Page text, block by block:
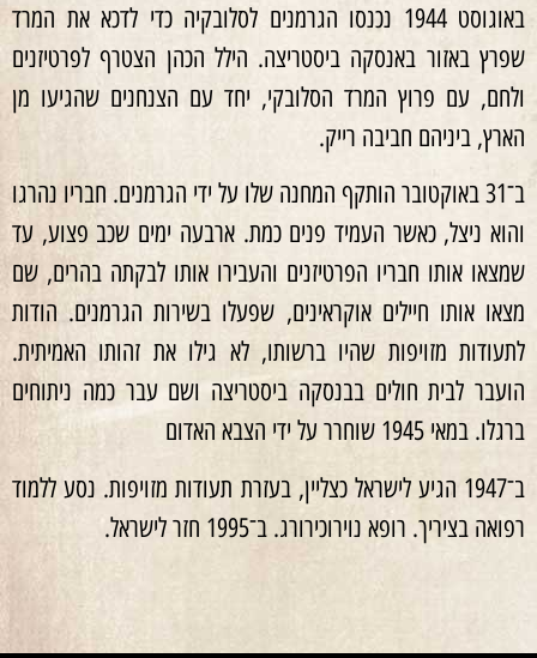
באוגוסט 1944 נכנסו הגרמנים לסלובקיה כדי לדכא את המרד
שפרץ באזור באנסקה ביסטריצה. הילל הכהן הצטרף לפרטיזנים
ולחם, עם פרוץ המרד הסלובקי, יחד עם הצנחנים שהגיעו מן
הארץ, ביניהם חביבה רייק.
ב־31 באוקטובר הותקף המחנה שלו על ידי הגרמנים. חבריו נהרגו
והוא ניצל, כאשר העמיד פנים כמת. ארבעה ימים שכב פצוע, עד
שמצאו אותו חבריו הפרטיזנים והעבירו אותו לבקתה בהרים, שם
מצאו אותו חיילים אוקראינים, שפעלו בשירות הגרמנים. הודות
לתעודות מזויפות שהיו ברשותו, לא גילו את זהותו האמיתית.
הועבר לבית חולים בבנסקה ביסטריצה ושם עבר כמה ניתוחים
ברגלו. במאי 1945 שוחרר על ידי הצבא האדום
ב־1947 הגיע לישראל כצליין, בעזרת תעודות מזויפות. נסע ללמוד
רפואה בציריך. רופא נוירוכירורג. ב־1995 חזר לישראל.